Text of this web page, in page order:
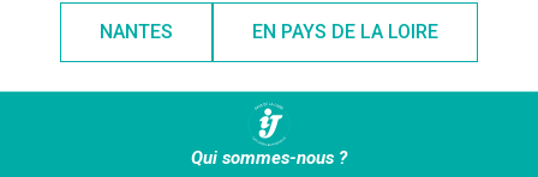
NANTES EN PAYS DE LA LOIRE
Qui sommes-nous ?